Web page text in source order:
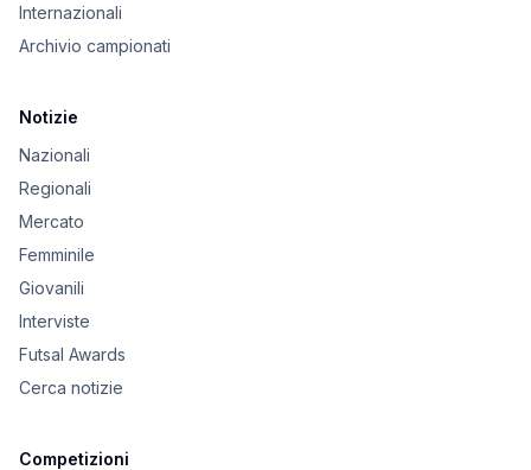
Internazionali
Archivio campionati
Notizie
Nazionali
Regionali
Mercato
Femminile
Giovanili
Interviste
Futsal Awards
Cerca notizie
Competizioni